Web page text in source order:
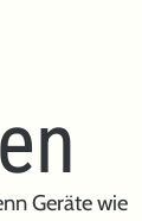
Geräte wie